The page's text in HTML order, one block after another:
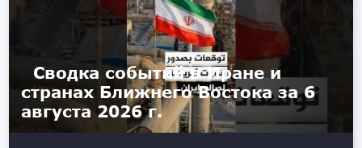
Сводка событий в Иране и
странах Ближнего Востока за 6
августа 2026 г.